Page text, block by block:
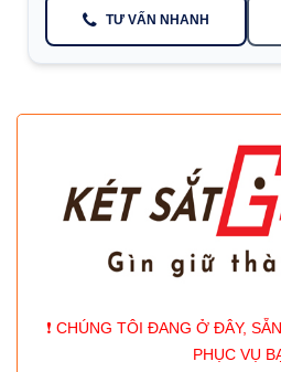
TƯ VẤN NHANH
❗️ CHÚNG TÔI ĐANG Ở ĐÂY,
PHỤC VỤ